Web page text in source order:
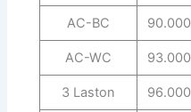
AC-BC
AC-WC
3 Laston